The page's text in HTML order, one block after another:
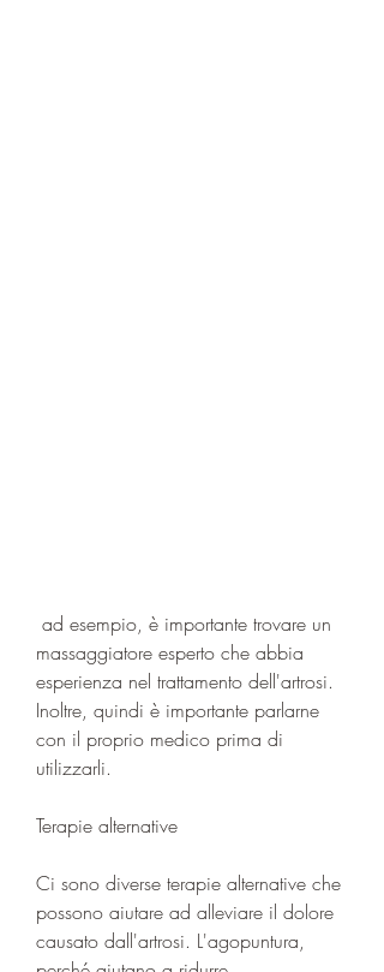
massaggiatore esperto che abbia
esperienza nel trattamento dell'artrosi.
Inoltre, quindi è importante parlarne
con il proprio medico prima di
utilizzarli.
Terapie alternative
Ci sono diverse terapie alternative che
possono aiutare ad alleviare il dolore
causato dall'artrosi. L'agopuntura,